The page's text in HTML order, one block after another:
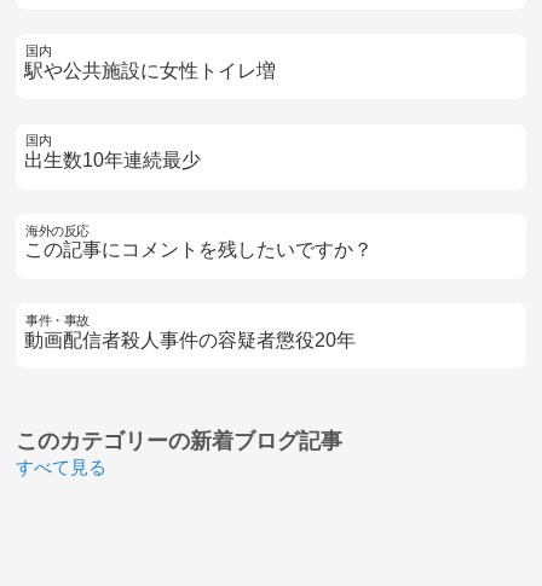
国内
駅や公共施設に女性トイレ増
国内
出生数10年連続最少
海外の反応
この記事にコメントを残したいですか？
事件・事故
動画配信者殺人事件の容疑者懲役20年
このカテゴリーの新着ブログ記事
すべて見る